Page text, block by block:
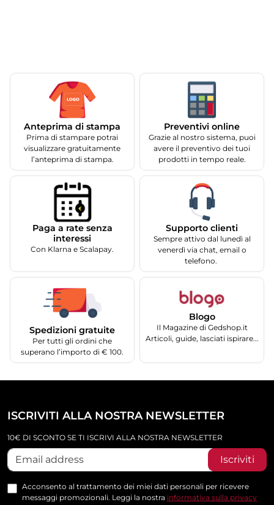
Anteprima di stampa
Prima di stampare potrai
visualizzare gratuitamente
l’anteprima di stampa.
Preventivi online
Grazie al nostro sistema, puoi
avere il preventivo dei tuoi
prodotti in tempo reale.
Paga a rate senza
interessi
Con Klarna e Scalapay.
Supporto clienti
Sempre attivo dal lunedì al
venerdì via chat, email o
telefono.
Spedizioni gratuite
Per tutti gli ordini che
superano l’importo di € 100.
Blogo
Il Magazine di Gedshop.it
Articoli, guide, lasciati ispirare...
ISCRIVITI ALLA NOSTRA NEWSLETTER
10€ DI SCONTO SE TI ISCRIVI ALLA NOSTRA NEWSLETTER
Iscriviti
Acconsento al trattamento dei miei dati personali per ricevere
messaggi promozionali. Leggi la nostra informativa sulla privacy